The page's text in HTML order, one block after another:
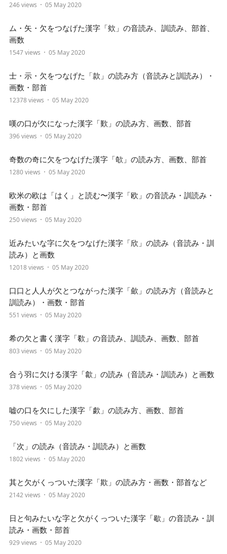
246 views 05 May 2020
ム・矢・欠をつなげた漢字「欸」の音読み、訓読み、部首、
画数
1547 views 05 May 2020
士・示・欠をつなげた「款」の読み方（音読みと訓読み）・
画数・部首
12378 views 05 May 2020
嘆の口が欠になった漢字「歎」の読み方、画数、部首
396 views 05 May 2020
奇数の奇に欠をつなげた漢字「欹」の読み方、画数、部首
1280 views 05 May 2020
欧米の欧は「はく」と読む〜漢字「欧」の音読み・訓読み・
画数・部首
250 views 05 May 2020
近みたいな字に欠をつなげた漢字「欣」の読み（音読み・訓
読み）と画数
12018 views 05 May 2020
口口と人人が欠とつながった漢字「歛」の読み方（音読みと
訓読み）・画数・部首
551 views 05 May 2020
希の欠と書く漢字「欷」の音読み、訓読み、画数、部首
803 views 05 May 2020
合う羽に欠ける漢字「歙」の読み（音読み・訓読み）と画数
378 views 05 May 2020
嘘の口を欠にした漢字「歔」の読み方、画数、部首
750 views 05 May 2020
「次」の読み（音読み・訓読み）と画数
1802 views 05 May 2020
其と欠がくっついた漢字「欺」の読み方・画数・部首など
2142 views 05 May 2020
日と句みたいな字と欠がくっついた漢字「歇」の音読み・訓
読み・画数・部首
929 views 05 May 2020